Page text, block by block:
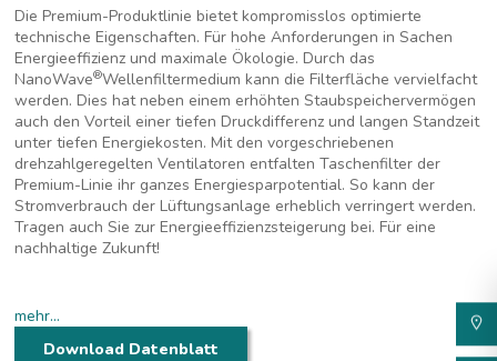
Die Premium-Produktlinie bietet kompromisslos optimierte
technische Eigenschaften. Für hohe Anforderungen in Sachen
Energieeffizienz und maximale Ökologie. Durch das
NanoWave®Wellenfiltermedium kann die Filterfläche vervielfacht
werden. Dies hat neben einem erhöhten Staubspeichervermögen
auch den Vorteil einer tiefen Druckdifferenz und langen Standzeit
unter tiefen Energiekosten. Mit den vorgeschriebenen
drehzahlgeregelten Ventilatoren entfalten Taschenfilter der
Premium-Linie ihr ganzes Energiesparpotential. So kann der
Stromverbrauch der Lüftungsanlage erheblich verringert werden.
Tragen auch Sie zur Energieeffizienzsteigerung bei. Für eine
nachhaltige Zukunft!
mehr...
Download Datenblatt